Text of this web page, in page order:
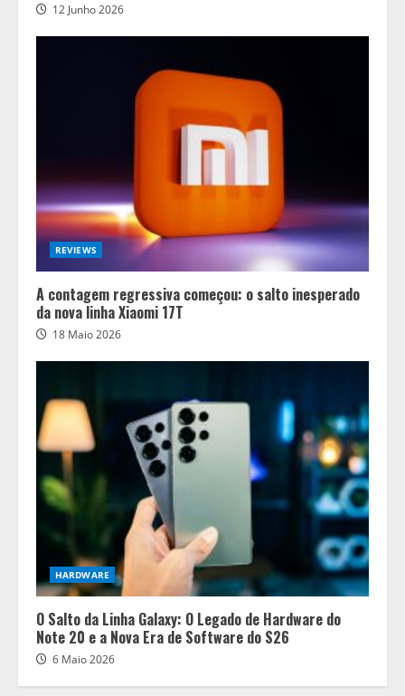
12 Junho 2026
REVIEWS
A contagem regressiva começou: o salto inesperado
da nova linha Xiaomi 17T
18 Maio 2026
HARDWARE
O Salto da Linha Galaxy: O Legado de Hardware do
Note 20 e a Nova Era de Software do S26
6 Maio 2026